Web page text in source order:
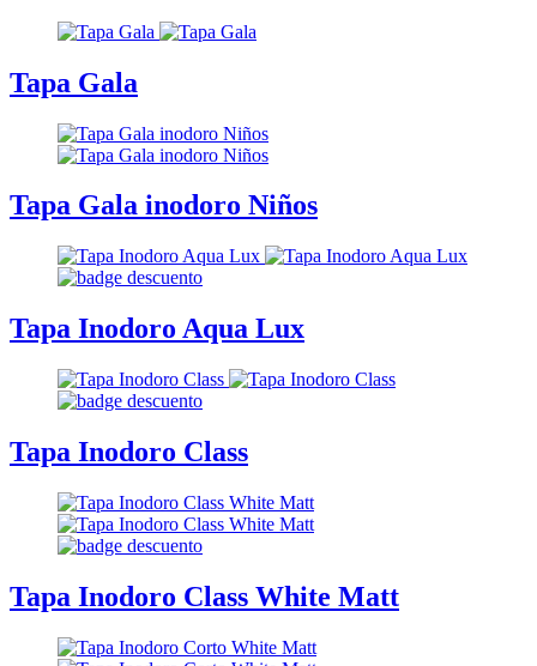
Tapa Gala
Tapa Gala inodoro Niños
Tapa Inodoro Aqua Lux
Tapa Inodoro Class
Tapa Inodoro Class White Matt